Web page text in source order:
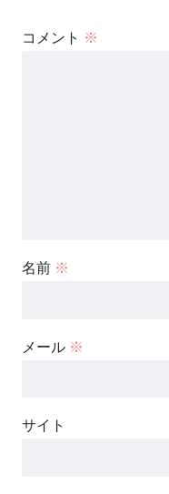
コメント ※
名前 ※
メール ※
サイト